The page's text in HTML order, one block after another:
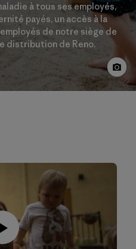
à tous ses employés,
payés, un accès à la
de notre siège de
distribution de Reno.